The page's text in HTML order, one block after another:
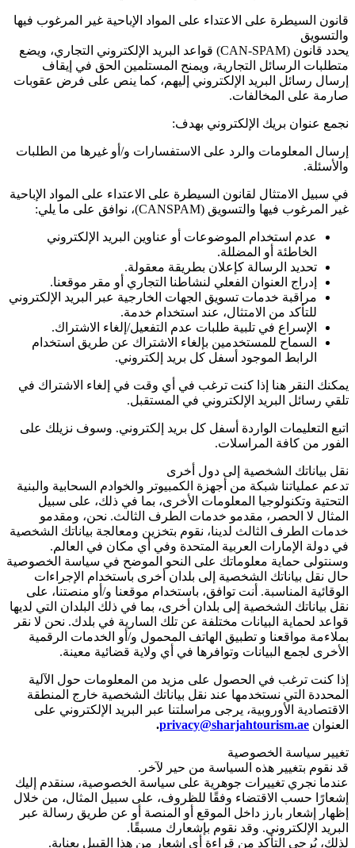
قانون السيطرة على الاعتداء على المواد الإباحية غير المرغوب فيها
والتسويق
يحدد قانون (CAN-SPAM) قواعد البريد الإلكتروني التجاري، ويضع
متطلبات الرسائل التجارية، ويمنح المستلمين الحق في إيقاف
إرسال رسائل البريد الإلكتروني إليهم، كما ينص على فرض عقوبات
صارمة على المخالفات.
نجمع عنوان بريك الإلكتروني بهدف:
إرسال المعلومات والرد على الاستفسارات و/أو غيرها من الطلبات
والأسئلة.
في سبيل الامتثال لقانون السيطرة على الاعتداء على المواد الإباحية
غير المرغوب فيها والتسويق (CANSPAM)، نوافق على ما يلي:
عدم استخدام الموضوعات أو عناوين البريد الإلكتروني
الخاطئة أو المضللة.
تحديد الرسالة كإعلان بطريقة معقولة.
إدراج العنوان الفعلي لنشاطنا التجاري أو مقر موقعنا.
مراقبة خدمات تسويق الجهات الخارجية عبر البريد الإلكتروني
للتأكد من الامتثال، عند استخدام خدمة.
الإسراع في تلبية طلبات عدم التفعيل/إلغاء الاشتراك.
السماح للمستخدمين بإلغاء الاشتراك عن طريق استخدام
الرابط الموجود أسفل كل بريد إلكتروني.
يمكنك النقر هنا إذا كنت ترغب في أي وقت في إلغاء الاشتراك في
تلقي رسائل البريد الإلكتروني في المستقبل.
اتبع التعليمات الواردة أسفل كل بريد إلكتروني. وسوف نزيلك على
الفور من كافة المراسلات.
نقل بياناتك الشخصية إلى دول أخرى
تدعم عملياتنا شبكة من أجهزة الكمبيوتر والخوادم السحابية والبنية
التحتية وتكنولوجيا المعلومات الأخرى، بما في ذلك، على سبيل
المثال لا الحصر، مقدمو خدمات الطرف الثالث. نحن، ومقدمو
خدمات الطرف الثالث لدينا، نقوم بتخزين ومعالجة بياناتك الشخصية
في دولة الإمارات العربية المتحدة وفي أي مكان في العالم.
وسنتولى حماية معلوماتك على النحو الموضح في سياسة الخصوصية
حال نقل بياناتك الشخصية إلى بلدان أخرى باستخدام الإجراءات
الوقائية المناسبة. أنت توافق، باستخدام موقعنا و/أو منصتنا، على
نقل بياناتك الشخصية إلى بلدان أخرى، بما في ذلك البلدان التي لديها
قواعد لحماية البيانات مختلفة عن تلك السارية في بلدك. نحن لا نقر
بملاءمة مواقعنا و تطبيق الهاتف المحمول و/أو الخدمات الرقمية
الأخرى لجمع البيانات وتوافرها في أي ولاية قضائية معينة.
إذا كنت ترغب في الحصول على مزيد من المعلومات حول الآلية
المحددة التي نستخدمها عند نقل بياناتك الشخصية خارج المنطقة
الاقتصادية الأوروبية، يرجى مراسلتنا عبر البريد الإلكتروني على
العنوان privacy@sharjahtourism.ae
.
تغيير سياسة الخصوصية
قد نقوم بتغيير هذه السياسة من حير لآخر.
عندما نجري تغييرات جوهرية على سياسة الخصوصية، سنقدم إليك
إشعارًا حسب الاقتضاء وفقًا للظروف، على سبيل المثال، من خلال
إظهار إشعار بارز داخل الموقع أو المنصة أو عن طريق رسالة عبر
البريد الإلكتروني. وقد نقوم بإشعارك مسبقًا.
لذلك، يُرجى التأكد من قراءة أي إشعار من هذا القبيل بعناية.